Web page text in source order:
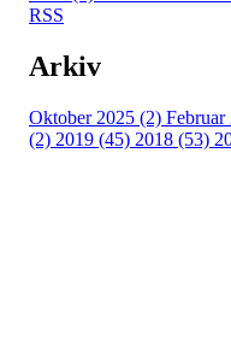
RSS
Arkiv
Oktober 2025 (2) Februar
(2) 2019 (45) 2018 (53)